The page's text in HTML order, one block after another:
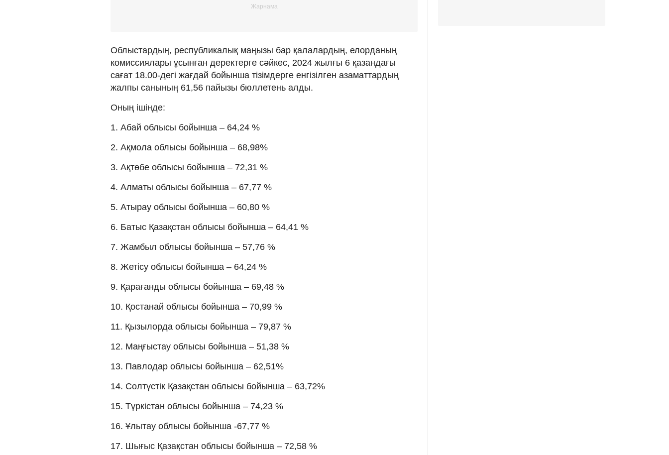
Облыстардың, республикалық маңызы бар қалалардың, елорданың
комиссиялары ұсынған деректерге сәйкес, 2024 жылғы 6 қазандағы
сағат 18.00-дегі жағдай бойынша тізімдерге енгізілген азаматтардың
жалпы санының 61,56 пайызы бюллетень алды.
Оның ішінде:
1. Абай облысы бойынша – 64,24 %
2. Ақмола облысы бойынша – 68,98%
3. Ақтөбе облысы бойынша – 72,31 %
4. Алматы облысы бойынша – 67,77 %
5. Атырау облысы бойынша – 60,80 %
6. Батыс Қазақстан облысы бойынша – 64,41 %
7. Жамбыл облысы бойынша – 57,76 %
8. Жетісу облысы бойынша – 64,24 %
9. Қарағанды облысы бойынша – 69,48 %
10. Қостанай облысы бойынша – 70,99 %
11. Қызылорда облысы бойынша – 79,87 %
12. Маңғыстау облысы бойынша – 51,38 %
13. Павлодар облысы бойынша – 62,51%
14. Солтүстік Қазақстан облысы бойынша – 63,72%
15. Түркістан облысы бойынша – 74,23 %
16. Ұлытау облысы бойынша -67,77 %
17. Шығыс Қазақстан облысы бойынша – 72,58 %